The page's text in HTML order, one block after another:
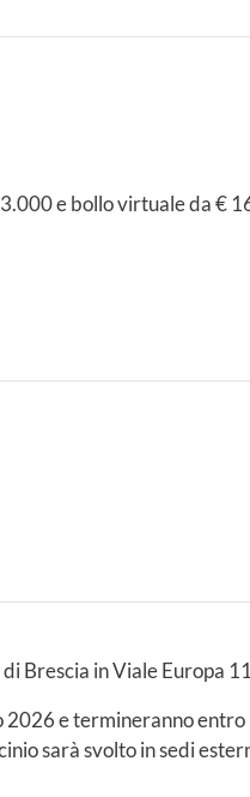
e bollo virtuale da €
in Viale Europa
e termineranno entro
sarà svolto in sedi